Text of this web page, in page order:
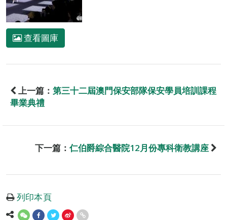
查看圖庫
上一篇： 第三十二屆澳門保安部隊保安學員培訓課程
畢業典禮
下一篇：仁伯爵綜合醫院12月份專科衛教講座
列印本頁